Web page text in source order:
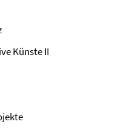
Künste II